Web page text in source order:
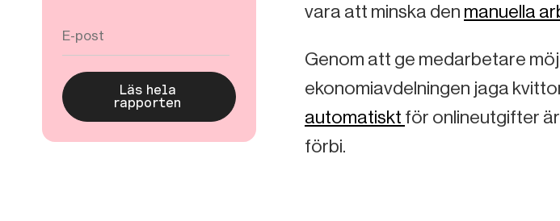
vara att minska den manuella
Genom att ge medarbetare
ekonomiavdelningen jaga
automatiskt för onlineutgifter
förbi.